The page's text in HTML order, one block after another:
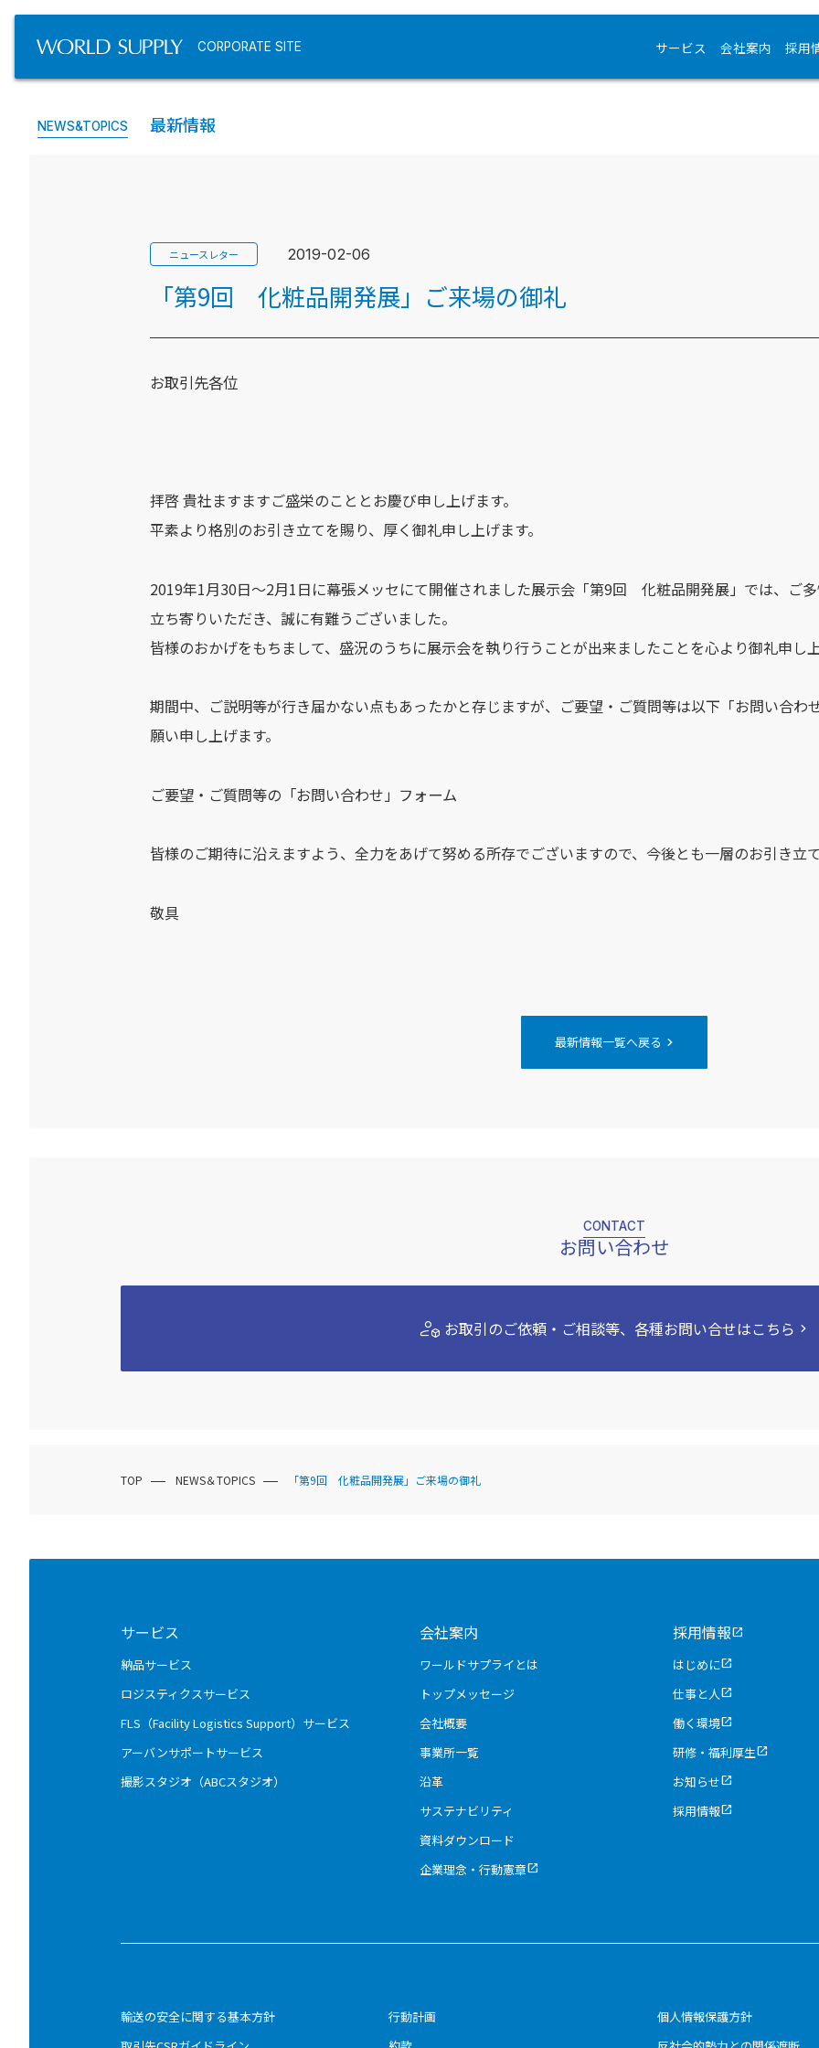
CORPORATE SITE サービス 会社案内 採用
NEWS&TOPICS 最新情報
ニュースレター 2019-02-06
「第9回 化粧品開発展」ご来場の御礼
お取引先各位
拝啓 貴社ますますご盛栄のこととお慶び申し上げます。
平素より格別のお引き立てを賜り、厚く御礼申し上げます。
2019年1月30日～2月1日に幕張メッセにて開催されました展示会「第9回 化粧品開発展」では、ご
立ち寄りいただき、誠に有難うございました。
皆様のおかげをもちまして、盛況のうちに展示会を執り行うことが出来ましたことを心より御礼申し上
期間中、ご説明等が行き届かない点もあったかと存じますが、ご要望・ご質問等は以下「お問い合わ
願い申し上げます。
ご要望・ご質問等の「お問い合わせ」フォーム
皆様のご期待に沿えますよう、全力をあげて努める所存でございますので、今後とも一層のお引き立
敬具
最新情報一覧へ戻る chevron_right
CONTACT
お問い合わせ
deployed_code_account お取引のご依頼・ご相談等、 各種お問い合せはこちら chevron_right
TOP NEWS＆TOPICS 「第9回 化粧品開発展」ご来場の御礼
サービス
納品サービス
ロジスティクスサービス
FLS（Facility Logistics Support）サービス
アーバンサポートサービス
撮影スタジオ（ABCスタジオ）
会社案内
ワールドサプライとは
トップメッセージ
会社概要
事業所一覧
沿革
サステナビリティ
資料ダウンロード
企業理念・行動憲章open_in_new
採用情報open_in_new
はじめにopen_in_new
仕事と人open_in_new
働く環境open_in_new
研修・福利厚生open_in_new
お知らせopen_in_new
採用情報open_in_new
輸送の安全に関する基本方針
行動計画
個人情報保護方針